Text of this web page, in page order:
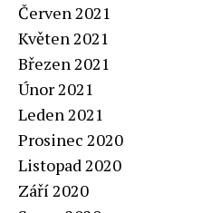
Červen 2021
Květen 2021
Březen 2021
Únor 2021
Leden 2021
Prosinec 2020
Listopad 2020
Září 2020